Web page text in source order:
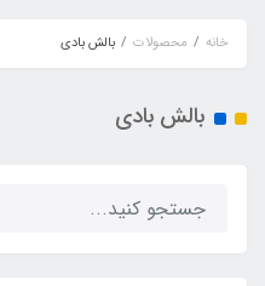
خانه محصولات بالش بادی
بالش بادی